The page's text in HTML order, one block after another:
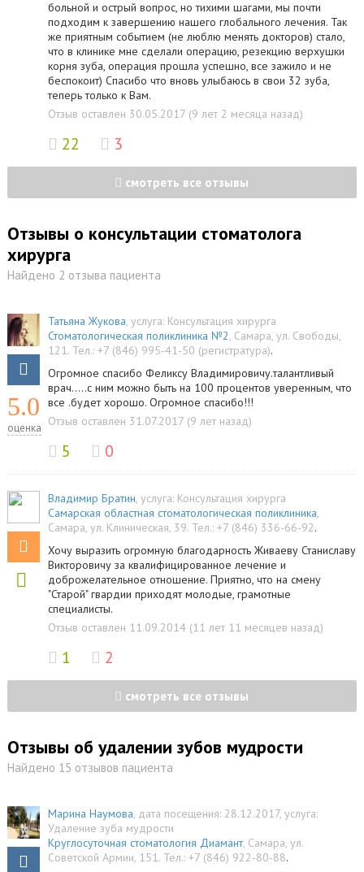
больной и острый вопрос, но тихими шагами, мы почти
подходим к завершению нашего глобального лечения. Так
же приятным событием (не люблю менять докторов) стало,
что в клинике мне сделали операцию, резекцию верхушки
корня зуба, операция прошла успешно, все зажило и не
беспокоит) Спасибо что вновь улыбаюсь в свои 32 зуба,
теперь только к Вам.
Отзыв оставлен 30.05.2017 (9 лет 2 месяца назад)
22 3
смотреть все отзывы
Отзывы о консультации стоматолога
хирурга
Найдено 2 отзыва пациента
5.0
оценка
Татьяна Жукова, услуга: Консультация хирурга
Стоматологическая поликлиника №2, Самара, ул. Свободы,
121. Тел.: +7 (846) 995-41-50 (регистратура).
Огромное спасибо Феликсу Владимировичу.талантливый
врач.....с ним можно быть на 100 процентов уверенным, что
все .будет хорошо. Огромное спасибо!!!
Отзыв оставлен 31.07.2017 (9 лет назад)
5 0
Владимир Братин, услуга: Консультация хирурга
Самарская областная стоматологическая поликлиника,
Самара, ул. Клиническая, 39. Тел.: +7 (846) 336-66-92.
Хочу выразить огромную благодарность Живаеву Станиславу
Викторовичу за квалифицированное лечение и
доброжелательное отношение. Приятно, что на смену
"Старой" гвардии приходят молодые, грамотные
специалисты.
Отзыв оставлен 11.09.2014 (11 лет 11 месяцев назад)
1 2
смотреть все отзывы
Отзывы об удалении зубов мудрости
Найдено 15 отзывов пациента
Марина Наумова, дата посещения: 28.12.2017, услуга:
Удаление зуба мудрости
Круглосуточная стоматология Диамант, Самара, ул.
Советской Армии, 151. Тел.: +7 (846) 922-80-88.